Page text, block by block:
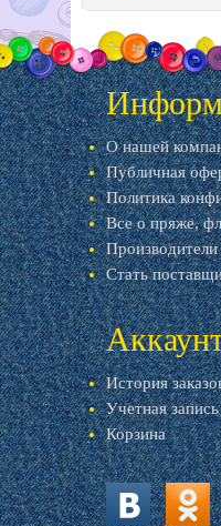
О нашей
Публичная
Политика
Все о пряже,
Производители
Стать
История
Учетная запись
Корзина